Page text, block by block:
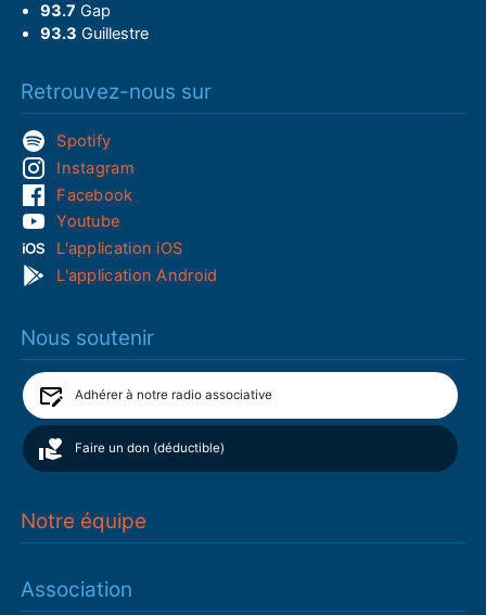
93.7 Gap
93.3 Guillestre
Retrouvez-nous sur
Spotify
Instagram
Facebook
Youtube
L'application iOS
L'application Android
Nous soutenir
Adhérer à notre radio associative
Faire un don (déductible)
Notre équipe
Association